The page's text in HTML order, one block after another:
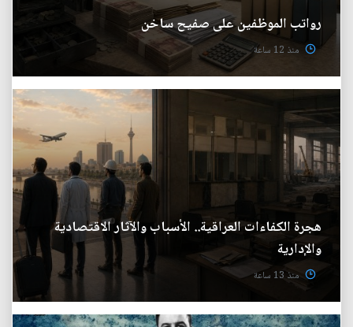
رواتب الموظفين على صفيح ساخن
منذ 12 ساعة
هجرة الكفاءات العراقية.. الأسباب والآثار الاقتصادية
والإدارية
منذ 13 ساعة